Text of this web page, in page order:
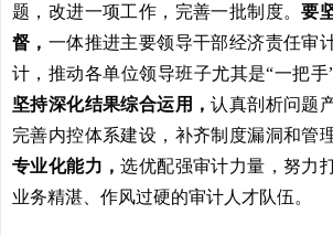
题，改进一项工作，完善一批制度。要
督， 一体推进主要领导干部经济责任审
计，推动各单位领导班子尤其是“一把手
坚持深化结果综合运用，认真剖析问题
完善内控体系建设，补齐制度漏洞和管
专业化能力，选优配强审计力量，努力
业务精湛、作风过硬的审计人才队伍。